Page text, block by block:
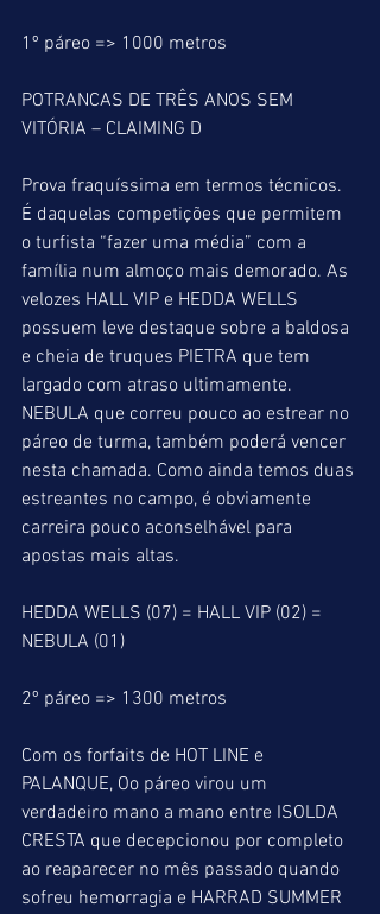
1º páreo => 1000 metros
POTRANCAS DE TRÊS ANOS SEM
VITÓRIA – CLAIMING D
Prova fraquíssima em termos técnicos.
É daquelas competições que permitem
o turfista “fazer uma média” com a
família num almoço mais demorado. As
velozes HALL VIP e HEDDA WELLS
possuem leve destaque sobre a baldosa
e cheia de truques PIETRA que tem
largado com atraso ultimamente.
NEBULA que correu pouco ao estrear no
páreo de turma, também poderá vencer
nesta chamada. Como ainda temos duas
estreantes no campo, é obviamente
carreira pouco aconselhável para
apostas mais altas.
HEDDA WELLS (07) = HALL VIP (02) =
NEBULA (01)
2º páreo => 1300 metros
Com os forfaits de HOT LINE e
PALANQUE, Oo páreo virou um
verdadeiro mano a mano entre ISOLDA
CRESTA que decepcionou por completo
ao reaparecer no mês passado quando
sofreu hemorragia e HARRAD SUMMER